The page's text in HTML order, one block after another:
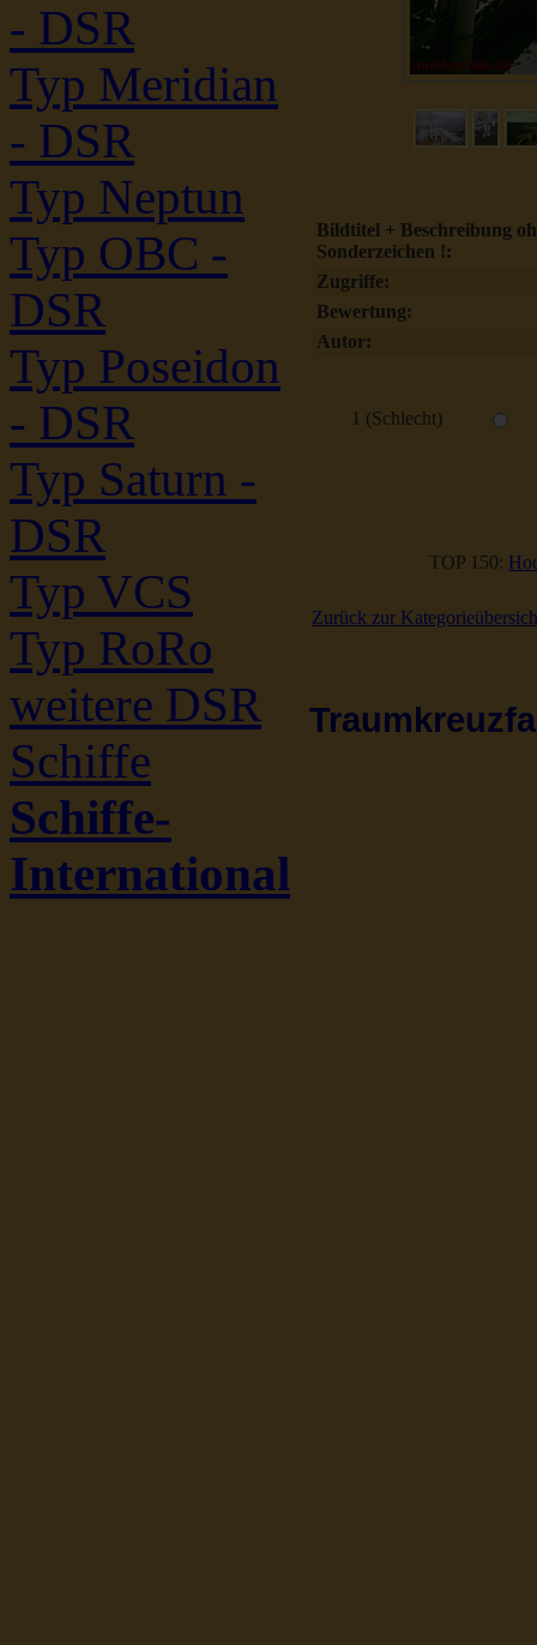
- DSR
Typ Meridian
- DSR
Typ Neptun
Typ OBC -
DSR
Typ Poseidon
- DSR
Typ Saturn -
DSR
Typ VCS
Typ RoRo
weitere DSR
Schiffe
Schiffe-
International
Bildtitel + Beschreibung
Sonderzeichen !:
Zugriffe:
Bewertung:
Autor:
1 (Schlecht)
TOP 150:
Zurück zur